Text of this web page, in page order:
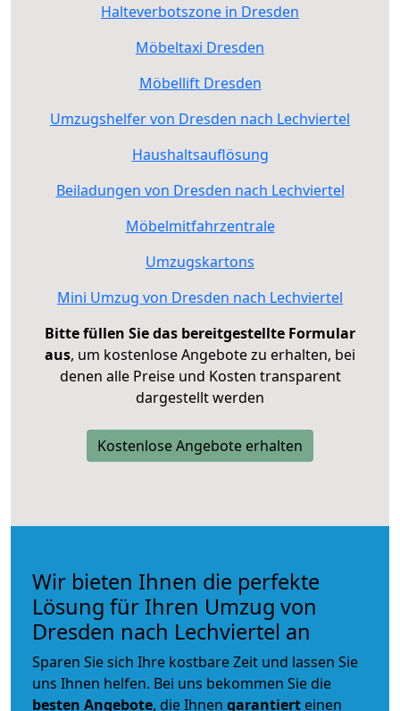
Halteverbotszone in Dresden
Möbeltaxi Dresden
Möbellift Dresden
Umzugshelfer von Dresden nach Lechviertel
Haushaltsauflösung
Beiladungen von Dresden nach Lechviertel
Möbelmitfahrzentrale
Umzugskartons
Mini Umzug von Dresden nach Lechviertel
Bitte füllen Sie das bereitgestellte Formular
aus, um kostenlose Angebote zu erhalten, bei
denen alle Preise und Kosten transparent
dargestellt werden
Kostenlose Angebote erhalten
Wir bieten Ihnen die perfekte
Lösung für Ihren Umzug von
Dresden nach Lechviertel an
Sparen Sie sich Ihre kostbare Zeit und lassen Sie
uns Ihnen helfen. Bei uns bekommen Sie die
besten Angebote, die Ihnen garantiert einen